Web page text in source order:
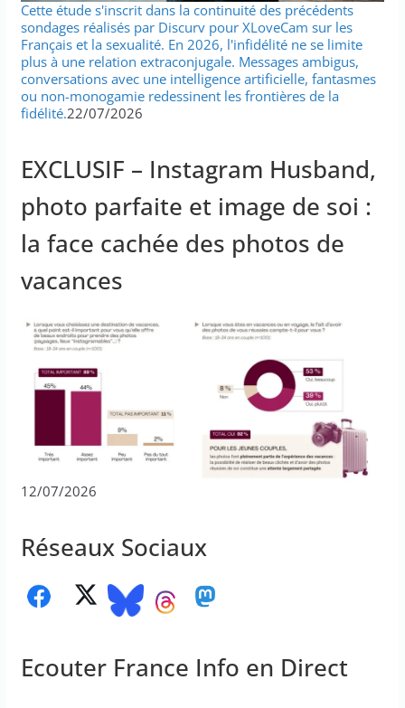
Cette étude s'inscrit dans la continuité des précédents
sondages réalisés par Discurv pour XLoveCam sur les
Français et la sexualité. En 2026, l'infidélité ne se limite
plus à une relation extraconjugale. Messages ambigus,
conversations avec une intelligence artificielle, fantasmes
ou non-monogamie redessinent les frontières de la
fidélité.22/07/2026
EXCLUSIF – Instagram Husband,
photo parfaite et image de soi :
la face cachée des photos de
vacances
12/07/2026
Réseaux Sociaux
Ecouter France Info en Direct